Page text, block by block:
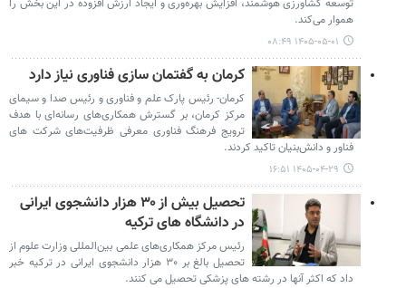
توسعه کشاورزی هوشمند، افزایش بهره‌وری و ایجاد ارزش افزوده در این بخش را
هموار می‌کند.
۱۴۰۵-۰۵-۰۱ ۰۸:۴۹
کرمان به گفتمان‌ سازی فناوری نیاز دارد
کرمان- رئیس پارک علم و فناوری و رئیس صدا و سیمای
مرکز کرمان، بر گسترش همکاری‌های رسانه‌ای با هدف
ترویج فرهنگ فناوری معرفی ظرفیت‌های شرکت‌ های
فناور و دانش‌بنیان تاکید کردند.
۱۴۰۵-۰۴-۲۹ ۱۶:۵۱
تحصیل بیش از ۳۰ هزار دانشجوی ایرانی
در دانشگاه های ترکیه
رئیس مرکز همکاری‌های علمی بین‌المللی وزارت علوم از
تحصیل بالغ بر ۳۰ هزار دانشجوی ایرانی در ترکیه خبر
داد که اکثر آنها در رشته های پزشکی تحصیل می کنند.